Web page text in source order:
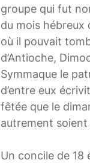
groupe qui fut
du mois hébreux
où il pouvait
d’Antioche,
Symmaque le
d’entre eux
fêtée que le
autrement
Un concile de 18